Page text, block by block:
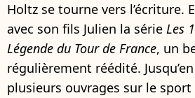
Holtz se tourne vers l’écriture.
avec son fils Julien la série Les
Légende du Tour de France, un
régulièrement réédité.
plusieurs ouvrages sur le